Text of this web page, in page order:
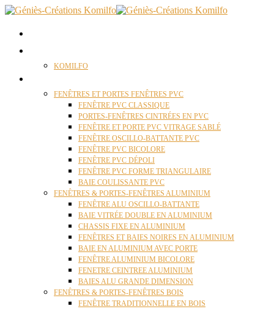
KOMILFO
FENÊTRES ET PORTES FENÊTRES PVC
FENÊTRE PVC CLASSIQUE
PORTES-FENÊTRES CINTRÉES EN PVC
FENÊTRE ET PORTE PVC VITRAGE SABLÉ
FENÊTRE OSCILLO-BATTANTE PVC
FENÊTRE PVC BICOLORE
FENÊTRE PVC DÉPOLI
FENÊTRE PVC FORME TRIANGULAIRE
BAIE COULISSANTE PVC
FENÊTRES & PORTES-FENÊTRES ALUMINIUM
FENÊTRE ALU OSCILLO-BATTANTE
BAIE VITRÉE DOUBLE EN ALUMINIUM
CHASSIS FIXE EN ALUMINIUM
FENÊTRES ET BAIES NOIRES EN ALUMINIUM
BAIE EN ALUMINIUM AVEC PORTE
FENÊTRE ALUMINIUM BICOLORE
FENETRE CEINTREE ALUMINIUM
BAIES ALU GRANDE DIMENSION
FENÊTRES & PORTES-FENÊTRES BOIS
FENÊTRE TRADITIONNELLE EN BOIS